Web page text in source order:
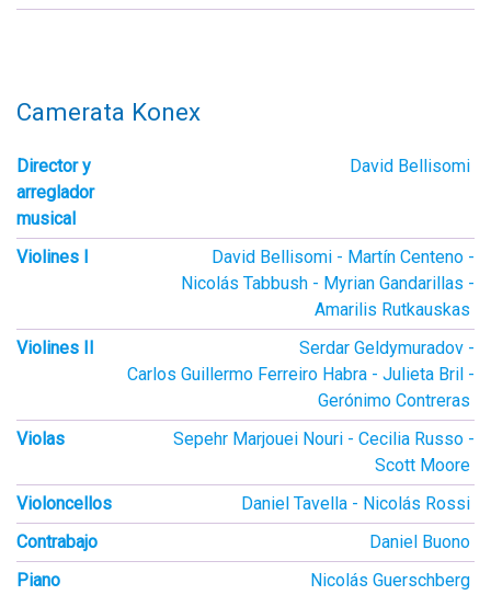
Camerata Konex
Director y
arreglador
musical
David Bellisomi
Violines I David Bellisomi
Martín Centeno
Nicolás Tabbush
Myrian Gandarillas
Amarilis Rutkauskas
Violines II
Serdar Geldymuradov
Carlos Guillermo Ferreiro Habra
Julieta Bril
Gerónimo Contreras
Violas
Sepehr Marjouei Nouri
Cecilia Russo
Scott Moore
Violoncellos
Daniel Tavella
Nicolás Rossi
Contrabajo
Daniel Buono
Piano
Nicolás Guerschberg